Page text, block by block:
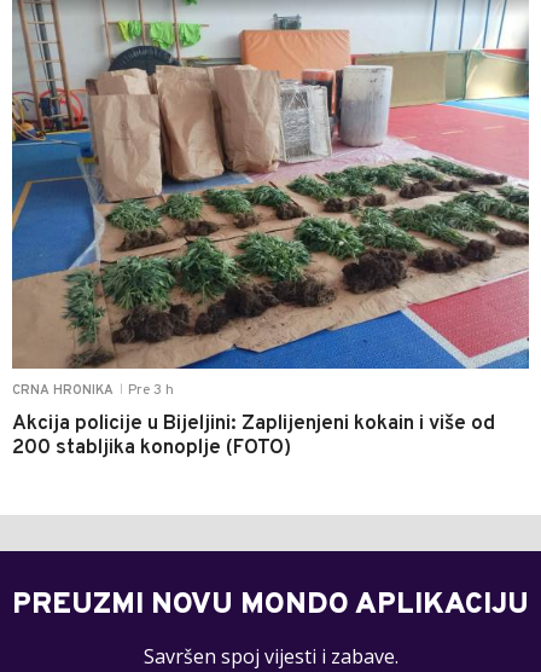
CRNA HRONIKA Pre 3 h
Akcija policije u Bijeljini: Zaplijenjeni kokain i više od
200 stabljika konoplje (FOTO)
PREUZMI NOVU MONDO APLIKACIJU
Savršen spoj vijesti i zabave.